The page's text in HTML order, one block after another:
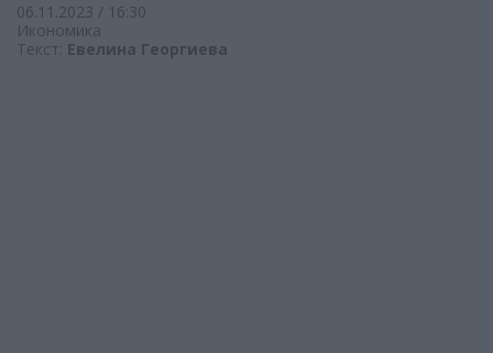
06.11.2023 / 16:30
Икономика
Текст: Евелина Георгиева